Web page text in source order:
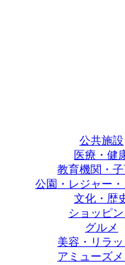
公共施設
医療・健
教育機関・子
公園・レジャー
文化・歴
ショッピ
グルメ
美容・リラッ
アミューズメ